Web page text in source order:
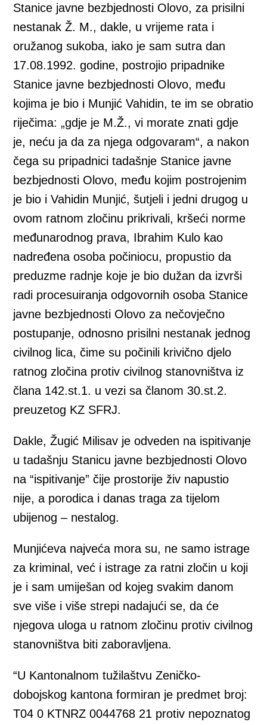
Stanice javne bezbjednosti Olovo, za prisilni
nestanak Ž. M., dakle, u vrijeme rata i
oružanog sukoba, iako je sam sutra dan
17.08.1992. godine, postrojio pripadnike
Stanice javne bezbjednosti Olovo, među
kojima je bio i Munjić Vahidin, te im se obratio
riječima: „gdje je M.Ž., vi morate znati gdje
je, neću ja da za njega odgovaram“, a nakon
čega su pripadnici tadašnje Stanice javne
bezbjednosti Olovo, među kojim postrojenim
je bio i Vahidin Munjić, šutjeli i jedni drugog u
ovom ratnom zločinu prikrivali, kršeći norme
međunarodnog prava, Ibrahim Kulo kao
nadređena osoba počiniocu, propustio da
preduzme radnje koje je bio dužan da izvrši
radi procesuiranja odgovornih osoba Stanice
javne bezbjednosti Olovo za nečovječno
postupanje, odnosno prisilni nestanak jednog
civilnog lica, čime su počinili krivično djelo
ratnog zločina protiv civilnog stanovništva iz
člana 142.st.1. u vezi sa članom 30.st.2.
preuzetog KZ SFRJ.
Dakle, Žugić Milisav je odveden na ispitivanje
u tadašnju Stanicu javne bezbjednosti Olovo
na “ispitivanje” čije prostorije živ napustio
nije, a porodica i danas traga za tijelom
ubijenog – nestalog.
Munjićeva najveća mora su, ne samo istrage
za kriminal, već i istrage za ratni zločin u koji
je i sam umiješan od kojeg svakim danom
sve više i više strepi nadajući se, da će
njegova uloga u ratnom zločinu protiv civilnog
stanovništva biti zaboravljena.
“U Kantonalnom tužilaštvu Zeničko-
dobojskog kantona formiran je predmet broj:
T04 0 KTNRZ 0044768 21 protiv nepoznatog